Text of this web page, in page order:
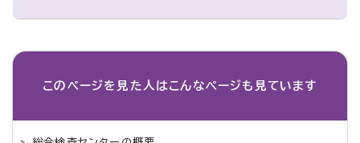
このページを見た人は こんなページも見ています